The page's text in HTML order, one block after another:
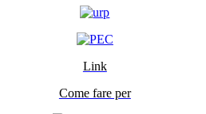
Link
Come fare per